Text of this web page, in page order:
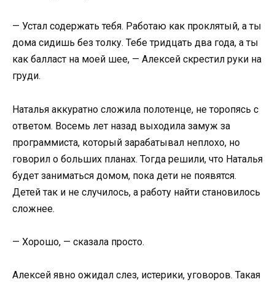
— Устал содержать тебя. Работаю как проклятый, а ты
дома сидишь без толку. Тебе тридцать два года, а ты
как балласт на моей шее, — Алексей скрестил руки на
груди.
Наталья аккуратно сложила полотенце, не торопясь с
ответом. Восемь лет назад выходила замуж за
программиста, который зарабатывал неплохо, но
говорил о больших планах. Тогда решили, что Наталья
будет заниматься домом, пока дети не появятся.
Детей так и не случилось, а работу найти становилось
сложнее.
— Хорошо, — сказала просто.
Алексей явно ожидал слез, истерики, уговоров. Такая